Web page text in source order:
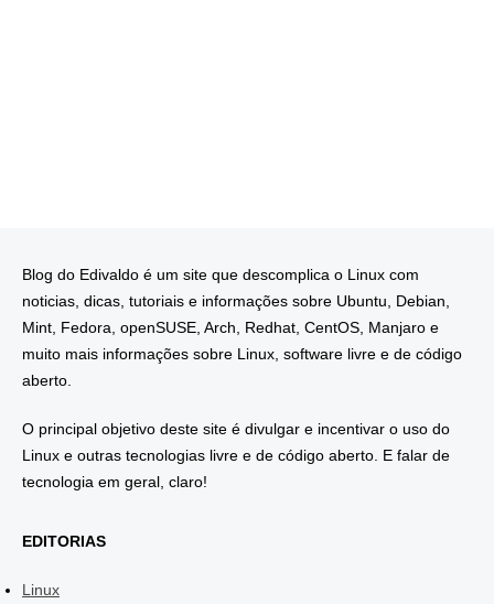
Blog do Edivaldo é um site que descomplica o Linux com
noticias, dicas, tutoriais e informações sobre Ubuntu, Debian,
Mint, Fedora, openSUSE, Arch, Redhat, CentOS, Manjaro e
muito mais informações sobre Linux, software livre e de código
aberto.
O principal objetivo deste site é divulgar e incentivar o uso do
Linux e outras tecnologias livre e de código aberto. E falar de
tecnologia em geral, claro!
EDITORIAS
Linux